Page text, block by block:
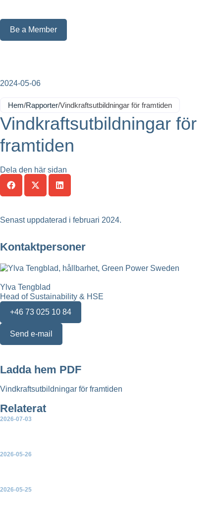
Be a Member
2024-05-06
Hem/Rapporter/Vindkraftsutbildningar för framtiden
Vindkraftsutbildningar för
framtiden
Dela den här sidan
Senast uppdaterad i februari 2024.
Kontaktpersoner
Ylva Tengblad
Head of Sustainability & HSE
+46 73 025 10 84
Send e-mail
Ladda hem PDF
Vindkraftsutbildningar för framtiden
Relaterat
2026-07-03
2026-05-26
2026-05-25